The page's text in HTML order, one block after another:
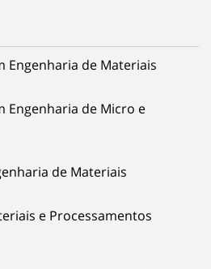
Engenharia de Materiais
Engenharia de Micro e
de Materiais
e Processamentos